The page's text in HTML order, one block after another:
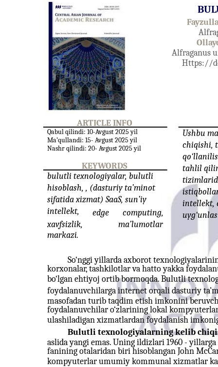
Alfraganus
Https://
ARTICLE INFO
Qabul qilindi: 10-Avgust 2025 yil
Ma’qullandi: 15- Avgust 2025 yil
Nashr qilindi: 20- Avgust 2025 yil
Ushbu
chiqishi,
tahlil
intellekt,
KEYWORDS
bulutli texnologiyalar, bulutli
hisoblash, , (dasturiy ta’minot
sifatida xizmat) SaaS, sun’iy
intellekt,
edge
computing,
xavfsizlik,
ma’lumotlar
markazi.
So‘nggi yillarda axborot
korxonalar, tashkilotlar va hatto yakka
bo‘lgan ehtiyoj ortib bormoqda. Bulutli
foydalanuvchilarga internet orqali dasturiy
masofadan turib taqdim etish imkonini
foydalanuvchilar o‘zlarining lokal
ulashiladigan xizmatlardan foydalanish
Bulutli texnologiyalarning kelib
aslida yangi emas. Uning ildizlari 1960 -
fanining otalaridan biri hisoblangan John
kompyuterlar umumiy kommunal xizmatlar